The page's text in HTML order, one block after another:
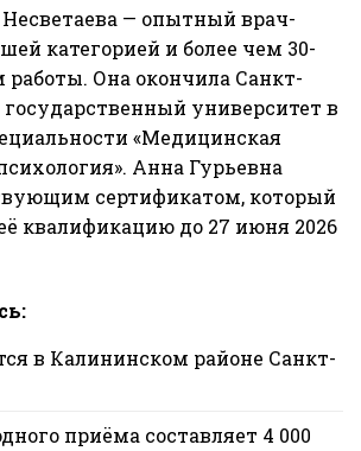
— опытный врач-
категорией и более чем 30-
Она окончила Санкт-
университет в
«Медицинская
Анна Гурьевна
сертификатом, который
квалификацию до 27 июня 2026
в Калининском районе Санкт-
приёма составляет 4 000